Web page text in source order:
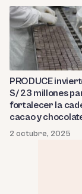
PRODUCE
S/ 23 millones
fortalecer la
cacao y
2 octubre, 2025